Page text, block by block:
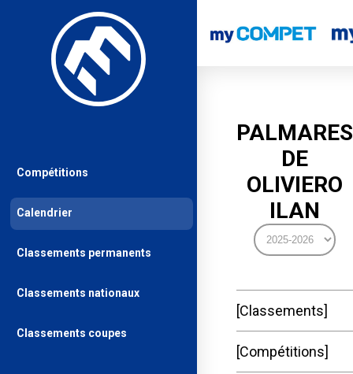
PALMARES
DE
OLIVIERO
ILAN
Classements
Compétitions
Compétitions
Calendrier
Classements permanents
Classements nationaux
Classements coupes